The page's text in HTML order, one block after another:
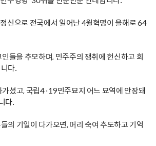
신으로 전국에서 일어난 4월혁명이 올해로 64
들을 추모하며, 민주주의 쟁취에 헌신하고 희
다.
가셨고, 국립4·19민주묘지 어느 묘역에 안장돼
다.
의 기일이 다가오면, 머리 숙여 추도하고 기억